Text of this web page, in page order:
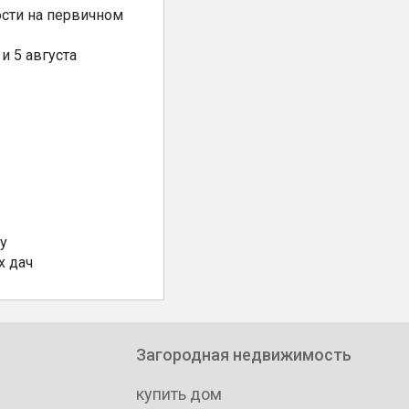
на первичном
5 августа
дач
Загородная недвижимость
купить дом